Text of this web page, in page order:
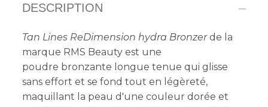
DESCRIPTION
Tan Lines ReDimension hydra Bronzerde la
marque RMS Beauty est une
poudre bronzante longue tenue qui glisse
sans effort et se fond tout en légèreté,
maquillant la peau d'une couleur dorée et